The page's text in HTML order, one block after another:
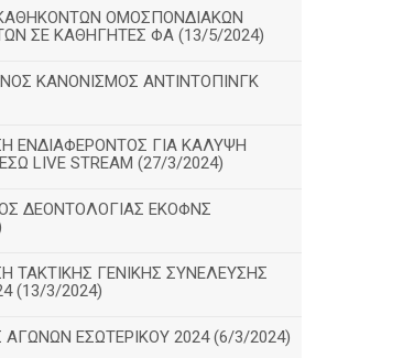
ΟΜΟΣΠΟΝΔΙΑΚΩΝ
ΣΕ ΚΑΘΗΓΗΤΕΣ ΦΑ (13/5/2024)
ΚΑΝΟΝΙΣΜΟΣ ΑΝΤΙΝΤΟΠΙΝΓΚ
ΕΝΔΙΑΦΕΡΟΝΤΟΣ ΓΙΑ ΚΑΛΥΨΗ
LIVE STREAM (27/3/2024)
ΔΕΟΝΤΟΛΟΓΙΑΣ ΕΚΟΦΝΣ
ΤΑΚΤΙΚΗΣ ΓΕΝΙΚΗΣ ΣΥΝΕΛΕΥΣΗΣ
(13/3/2024)
ΑΓΩΝΩΝ ΕΣΩΤΕΡΙΚΟΥ 2024 (6/3/2024)